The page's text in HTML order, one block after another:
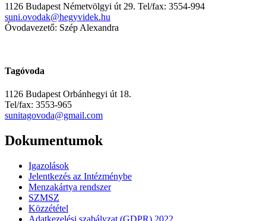
1126 Budapest Németvölgyi út 29. Tel/fax: 3554-994
suni.ovodak@hegyvidek.hu
Óvodavezető: Szép Alexandra
Tagóvoda
1126 Budapest Orbánhegyi út 18.
Tel/fax: 3553-965
sunitagovoda@gmail.com
Dokumentumok
Igazolások
Jelentkezés az Intézménybe
Menzakártya rendszer
SZMSZ
Közzététel
Adatkezelési szabályzat (GDPR) 2022